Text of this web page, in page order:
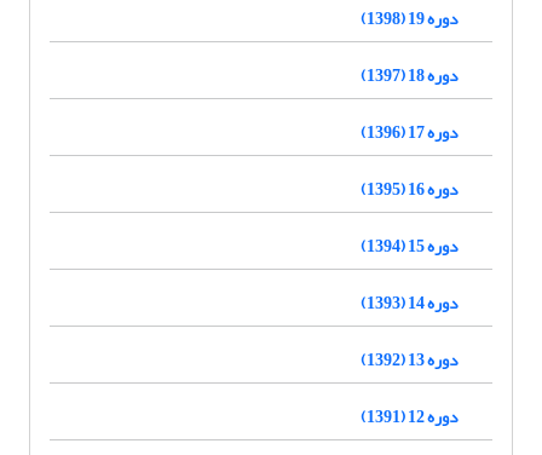
دوره 19 (1398)
دوره 18 (1397)
دوره 17 (1396)
دوره 16 (1395)
دوره 15 (1394)
دوره 14 (1393)
دوره 13 (1392)
دوره 12 (1391)